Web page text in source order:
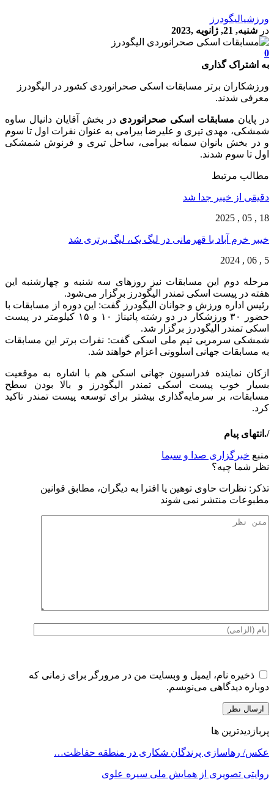
ورزشیالیگودرز
در شنبه, 21, ژانویه ,2023
0
به اشتراک گذاری
ورزشکاران برتر مسابقات اسکی صحرانوردی کشور در الیگودرز
معرفی شدند.
در پایان مسابقات اسکی صحرانوردی در بخش آقایان دانیال ساوه
شمشکی، مهدی تیری و علیرضا بیرامی به عنوان نفرات اول تا سوم
و در بخش بانوان سمانه بیرامی، ساحل تیری و فرنوش شمشکی
اول تا سوم شدند.
مطالب مرتبط
دقیقی از خیبر جدا شد
18 , 05 , 2025
خیبر خرم آباد با قهرمانی در لیگ یک، لیگ برتری شد
5 , 06 , 2024
مرحله دوم این مسابقات نیز روز‌های سه شنبه و چهارشنبه این
هفته در پیست اسکی تمندر الیگودرز برگزار می‌شود.
رئیس اداره ورزش و جوانان الیگودرز گفت: این دوره از مسابقات با
حضور ۳۰ ورزشکار در دو رشته پاتیناژ ۱۰ و ۱۵ کیلومتر در پیست
اسکی تمندر الیگودرز برگزار شد.
شمشکی سرمربی تیم ملی اسکی گفت: نفرات برتر این مسابقات
به مسابقات جهانی اسلوونی اعزام خواهند شد.
ازکان نماینده فدراسیون جهانی اسکی هم با اشاره به موقعیت
بسیار خوب پیست اسکی تمندر الیگودرز و بالا بودن سطح
مسابقات، بر سرمایه‌گذاری بیشتر برای توسعه پیست تمندر تاکید
کرد.
/.انتهای پیام
منبع خبرگزاری صدا و سیما
نظر شما چیه؟
تذكر: نظرات حاوی توهين يا افترا به ديگران، مطابق قوانين
مطبوعات منتشر نمی شوند
ذخیره نام، ایمیل و وبسایت من در مرورگر برای زمانی که
دوباره دیدگاهی می‌نویسم.
پربازدیدترین ها
عکس/ رهاسازی پرندگان شکاری در منطقه حفاظت…
روایتی تصویری از همایش ملی سیره علوی